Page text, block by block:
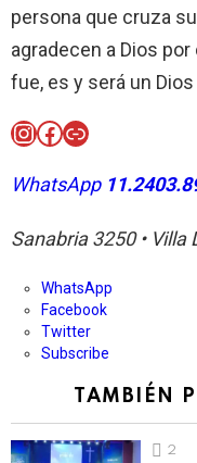
persona que cruza
agradecen a Dios por
fue, es y será un
InstagramFacebook Enlace
WhatsApp
Sanabria 3250 • Villa
WhatsApp
Facebook
Twitter
Subscribe
TAMBIÉN
2